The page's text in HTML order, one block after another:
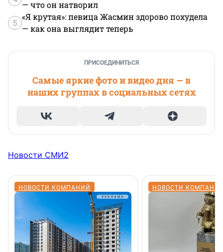
— что он натворил
5
«Я крутая»: певица Жасмин здорово похудела
— как она выглядит теперь
ПРИСОЕДИНИТЬСЯ
Самые яркие фото и видео дня — в
наших группах в социальных сетях
Новости СМИ2
НОВОСТИ КОМПАНИЙ НОВОСТИ